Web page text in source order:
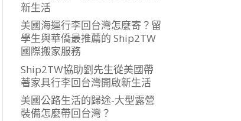
新生活
美國海運行李回台灣怎麼寄？留
學生與華僑最推薦的 Ship2TW
國際搬家服務
Ship2TW協助劉先生從美國帶
著家具行李回台灣開啟新生活
美國公路生活的歸途-大型露營
裝備怎麼帶回台灣？